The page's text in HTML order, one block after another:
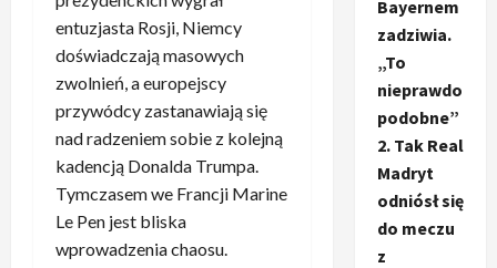
entuzjasta Rosji, Niemcy
doświadczają masowych
zwolnień, a europejscy
przywódcy zastanawiają się
nad radzeniem sobie z kolejną
kadencją Donalda Trumpa.
Tymczasem we Francji Marine
Le Pen jest bliska
wprowadzenia chaosu.
Bayernem
zadziwia.
„To
nieprawdo
podobne”
2. Tak Real
Madryt
odniósł się
do meczu
z